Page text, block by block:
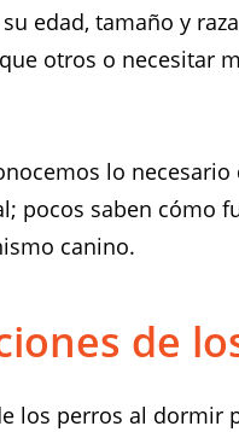
edad, tamaño y
otros o necesitar
lo
pocos saben cómo
canino.
de
los perros al dormir